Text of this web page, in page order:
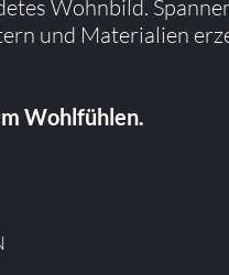
Wohnbild.
und Materialien
Wohlfühlen.